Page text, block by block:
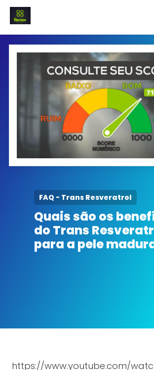
INICIO
Termo e Condições
Política Privacidade
SOBRE NÓS
FAQ - Trans Resveratrol
Quais são os
do Trans
para a pele
https://www.youtube.com/